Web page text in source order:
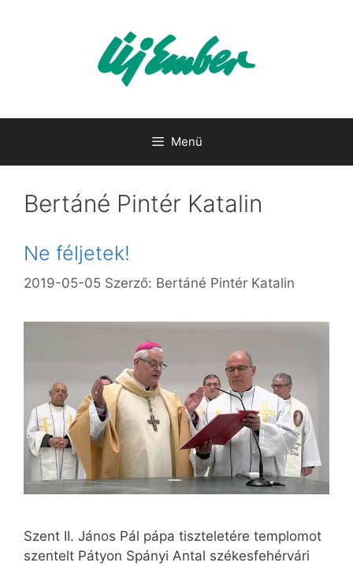
Menü
Bertáné Pintér Katalin
Ne féljetek!
2019-05-05 Szerző: Bertáné Pintér Katalin
Szent II. János Pál pápa tiszteletére templomot
szentelt Pátyon Spányi Antal székesfehérvári